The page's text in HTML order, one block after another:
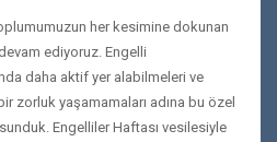
her kesimine dokunan
ediyoruz. Engelli
daha aktif yer alabilmeleri ve
zorluk yaşamamaları adına bu özel
sunduk. Engelliler Haftası vesilesiyle